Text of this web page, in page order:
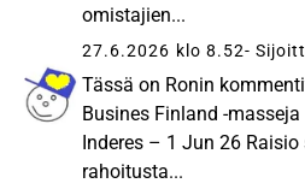
omistajien...
27.6.2026 klo 8.52-
Tässä on Ronin
Busines Finland -
Inderes – 1 Jun 26
rahoitusta...